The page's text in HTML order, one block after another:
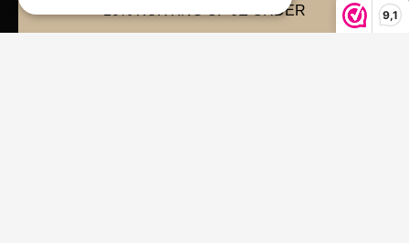
9,1
Service 10% KORTING OP JE ORDER